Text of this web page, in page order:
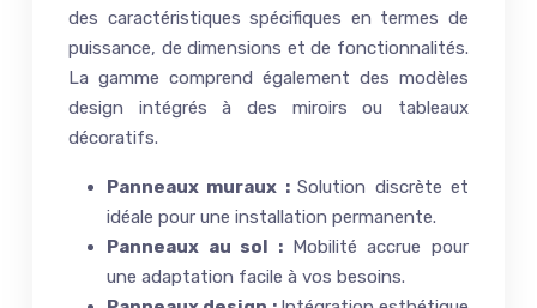
des caractéristiques spécifiques en termes de
puissance, de dimensions et de fonctionnalités.
La gamme comprend également des modèles
design intégrés à des miroirs ou tableaux
décoratifs.
Panneaux muraux :Solution discrète et
idéale pour une installation permanente.
Panneaux au sol : Mobilité accrue pour
une adaptation facile à vos besoins.